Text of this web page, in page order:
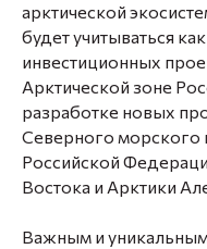
арктической
будет учитываться
инвестиционных
Арктической зоне
разработке новых
Северного морского
Российской
Востока и Арктики
Важным и